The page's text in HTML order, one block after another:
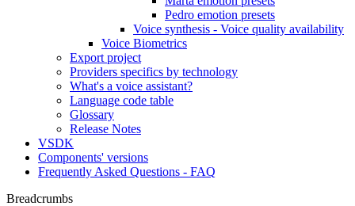
Pedro emotion presets
Voice synthesis - Voice quality availability
Voice Biometrics
Export project
Providers specifics by technology
What's a voice assistant?
Language code table
Glossary
Release Notes
VSDK
Components' versions
Frequently Asked Questions - FAQ
Breadcrumbs